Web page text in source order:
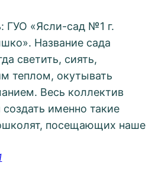
ГУО «Ясли-сад №1 г.
Название сада
светить, сиять,
теплом, окутывать
Весь коллектив
создать именно такие
посещающих наше